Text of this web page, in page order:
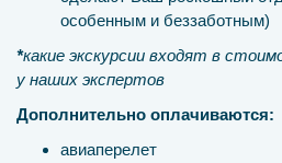
особенным и беззаботным)
*какие экскурсии входят в
у наших экспертов
Дополнительно оплачиваются:
авиаперелет